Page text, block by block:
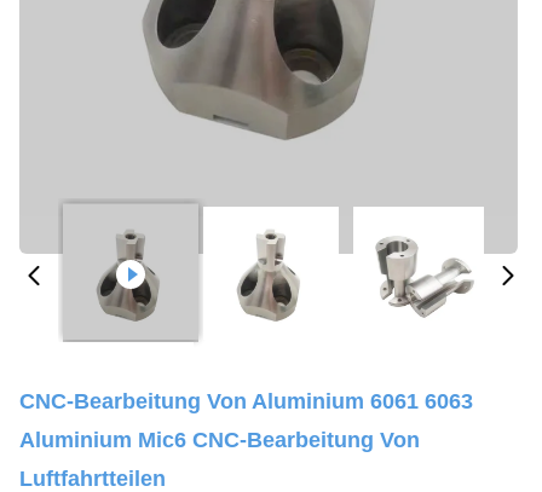
CNC-Bearbeitung Von Aluminium 6061 6063
Aluminium Mic6 CNC-Bearbeitung Von
Luftfahrtteilen